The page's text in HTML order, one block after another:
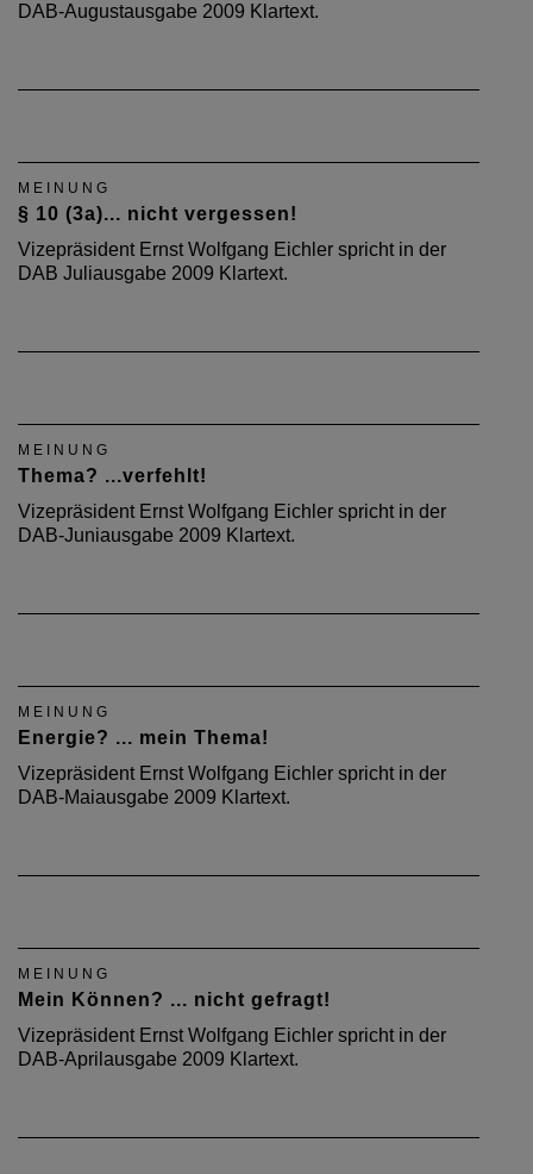
DAB-Augustausgabe 2009 Klartext.
MEINUNG
§ 10 (3a)... nicht vergessen!
Vizepräsident Ernst Wolfgang Eichler spricht in der
DAB Juliausgabe 2009 Klartext.
MEINUNG
Thema? ...verfehlt!
Vizepräsident Ernst Wolfgang Eichler spricht in der
DAB-Juniausgabe 2009 Klartext.
MEINUNG
Energie? ... mein Thema!
Vizepräsident Ernst Wolfgang Eichler spricht in der
DAB-Maiausgabe 2009 Klartext.
MEINUNG
Mein Können? ... nicht gefragt!
Vizepräsident Ernst Wolfgang Eichler spricht in der
DAB-Aprilausgabe 2009 Klartext.